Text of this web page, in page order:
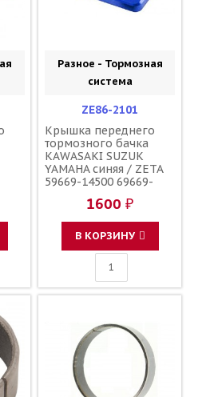
Разное - Тормозная
система
ZE86-2101
Крышка переднего
тормозного бачка
KAWASAKI SUZUK
YAMAHA синяя / ZETA
59669-14500 69669-
59669-27C00 43026-
0020 5MV-25852-00-00
5MV-25852-01-00
1600 ₽
В КОРЗИНУ